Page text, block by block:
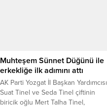
Muhteşem Sünnet Düğünü ile
erkekliğe ilk adımını attı
AK Parti Yozgat İl Başkan Yardımcısı
Suat Tinel ve Seda Tinel çiftinin
biricik oğlu Mert Talha Tinel,